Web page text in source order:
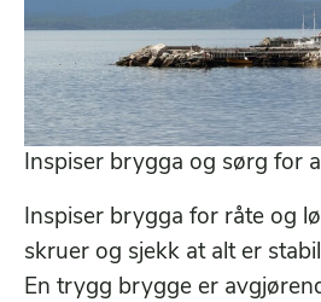
Inspiser brygga og sørg for
Inspiser brygga for råte og
skruer og sjekk at alt er
En trygg brygge er